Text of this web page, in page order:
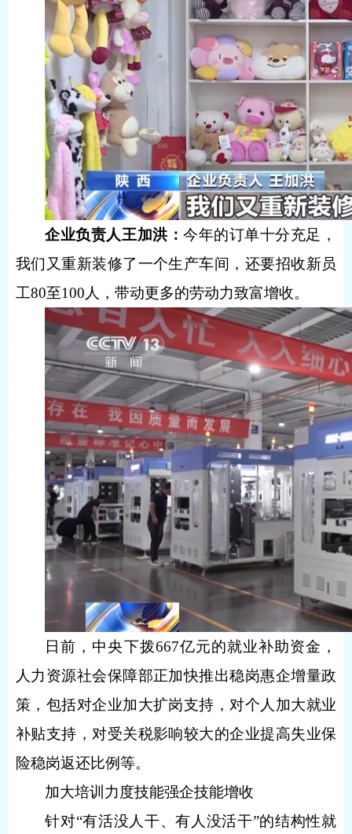
企业负责人王加洪：今年的订单十分充足，
我们又重新装修了一个生产车间，还要招收新员
工80至100人，带动更多的劳动力致富增收。
日前，中央下拨667亿元的就业补助资金，
人力资源社会保障部正加快推出稳岗惠企增量政
策，包括对企业加大扩岗支持，对个人加大就业
补贴支持，对受关税影响较大的企业提高失业保
险稳岗返还比例等。
加大培训力度技能强企技能增收
针对“有活没人干、有人没活干”的结构性就